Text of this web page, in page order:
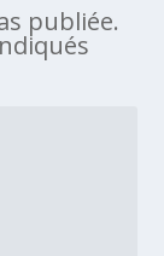
publiée.